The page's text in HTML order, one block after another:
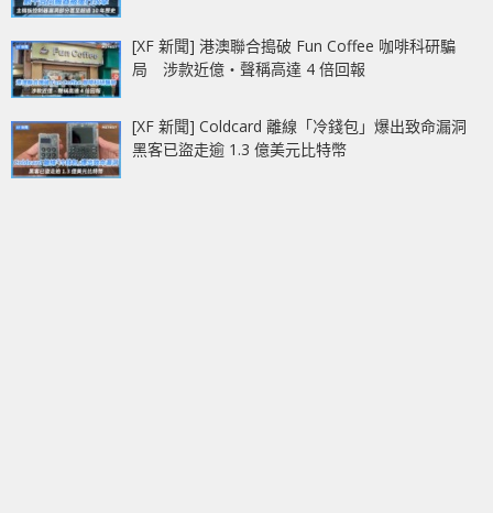
[XF 新聞] 港澳聯合搗破 Fun Coffee 咖啡科研騙
局 涉款近億‧聲稱高達 4 倍回報
[XF 新聞] Coldcard 離線「冷錢包」爆出致命漏洞
黑客已盜走逾 1.3 億美元比特幣